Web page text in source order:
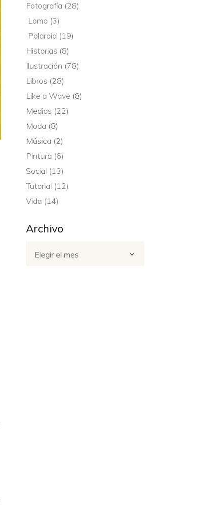
Fotografía (28)
Lomo (3)
Polaroid (19)
Historias (8)
Ilustración (78)
Libros (28)
Like a Wave (8)
Medios (22)
Moda (8)
Música (2)
Pintura (6)
Social (13)
Tutorial (12)
Vida (14)
Archivo
Elegir el mes